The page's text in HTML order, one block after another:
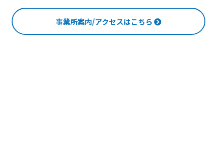
事業所案内/アクセスはこちら